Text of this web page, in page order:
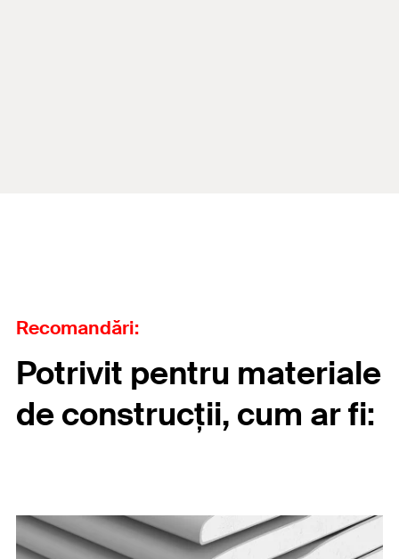
Recomandări:
Potrivit pentru materiale
de construcții, cum ar fi: